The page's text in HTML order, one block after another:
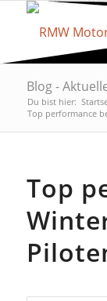
Blog -
Du bist hier:
Top performance
Top